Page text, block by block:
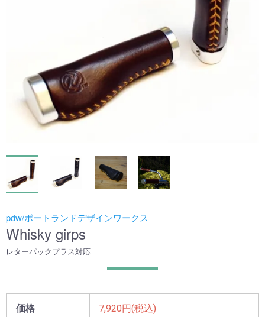
pdw/ポートランドデザインワークス
Whisky girps
レターパックプラス対応
価格 7,920円(税込)